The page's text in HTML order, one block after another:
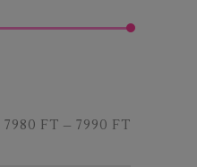
7980 FT — 7990 FT